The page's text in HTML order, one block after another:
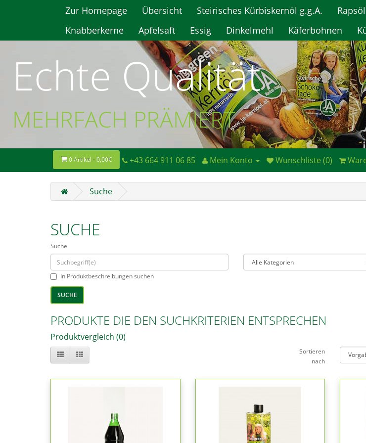
Zur Homepage Übersicht Steirisches Kürbiskernöl g.g.A. Rapsöl
Knabberkerne
Apfelsaft Essig Dinkelmehl Käferbohnen
Echte Qualität
MEHRFACH PRÄMIERT
0 Artikel - 0,00€ +43 664 911 06 85 Mein Konto Wunschliste (0)
Suche
SUCHE
Suche
In Produktbeschreibungen suchen
PRODUKTE DIE DEN SUCHKRITERIEN ENTSPRECHEN
Produktvergleich (0)
Sortieren
nach